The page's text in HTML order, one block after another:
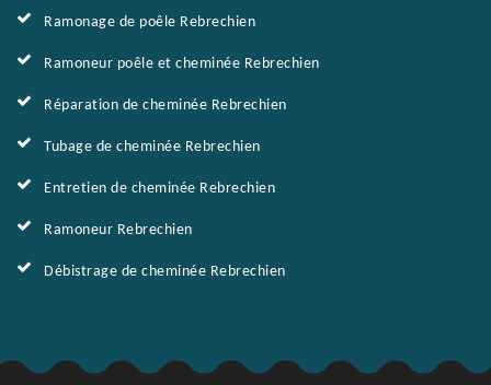
Ramonage de poêle Rebrechien
Ramoneur poêle et cheminée Rebrechien
Réparation de cheminée Rebrechien
Tubage de cheminée Rebrechien
Entretien de cheminée Rebrechien
Ramoneur Rebrechien
Débistrage de cheminée Rebrechien